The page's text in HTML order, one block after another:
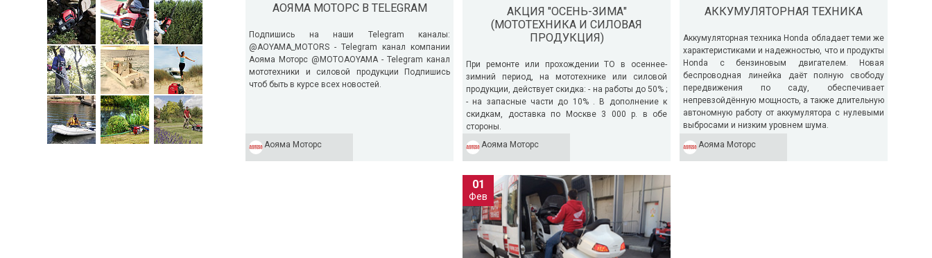
АОЯМА МОТОРС В TELEGRAM
Подпишись на наши Telegram каналы:
@AOYAMA_MOTORS - Telegram канал компании
Аояма Моторс @MOTOAOYAMA - Telegram канал
мототехники и силовой продукции Подпишись
чтоб быть в курсе всех новостей.
Аояма Моторс
АКЦИЯ "ОСЕНЬ-ЗИМА"
(МОТОТЕХНИКА И СИЛОВАЯ
ПРОДУКЦИЯ)
При ремонте или прохождении ТО в осеннее-
зимний период, на мототехнике или силовой
продукции, действует скидка: - на работы до 50% ;
- на запасные части до 10% . В дополнение к
скидкам, доставка по Москве 3 000 р. в обе
стороны.
Аояма Моторс
АККУМУЛЯТОРНАЯ ТЕХНИКА
Аккумуляторная техника Honda обладает теми же
характеристиками и надежностью, что и продукты
Honda с бензиновым двигателем. Новая
беспроводная линейка даёт полную свободу
передвижения по саду, обеспечивает
непревзойдённую мощность, а также длительную
автономную работу от аккумулятора с нулевыми
выбросами и низким уровнем шума.
Аояма Моторс
01
Фев